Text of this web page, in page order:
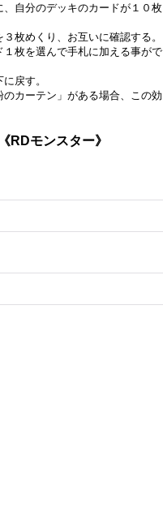
、自分のデッキのカードが１０枚
枚めくり、お互いに確認する。
枚を選んで手札に加える事がで
戻す。
カーテン」がある場合、この効
RDモンスター》